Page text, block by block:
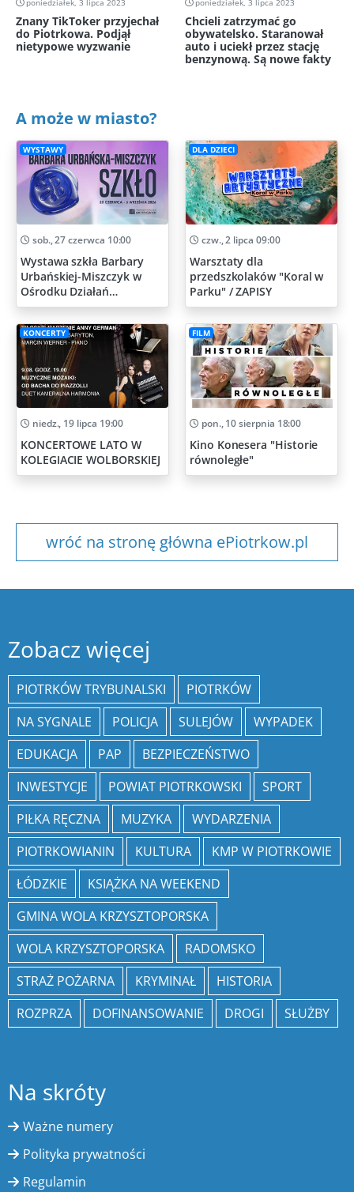
poniedziałek, 3 lipca 2023
Znany TikToker przyjechał
do Piotrkowa. Podjął
nietypowe wyzwanie
poniedziałek, 3 lipca 2023
Chcieli zatrzymać go
obywatelsko. Staranował
auto i uciekł przez stację
benzynową. Są nowe fakty
A może w miasto?
WYSTAWY
sob., 27 czerwca 10:00
Wystawa szkła Barbary
Urbańskiej-Miszczyk w
Ośrodku Działań
Artystycznych
DLA DZIECI
czw., 2 lipca 09:00
Warsztaty dla
przedszkolaków "Koral w
Parku" / ZAPISY
KONCERTY
niedz., 19 lipca 19:00
KONCERTOWE LATO W
KOLEGIACIE WOLBORSKIEJ
FILM
pon., 10 sierpnia 18:00
Kino Konesera "Historie
równoległe"
wróć na stronę główna ePiotrkow.pl
Zobacz więcej
PIOTRKÓW TRYBUNALSKI
PIOTRKÓW
NA SYGNALE
POLICJA SULEJÓW
WYPADEK
EDUKACJA
PAP
BEZPIECZEŃSTWO
INWESTYCJE
POWIAT PIOTRKOWSKI
SPORT
PIŁKA RĘCZNA
MUZYKA
WYDARZENIA
PIOTRKOWIANIN
KULTURA
KMP W PIOTRKOWIE
ŁÓDZKIE
KSIĄŻKA NA WEEKEND
GMINA WOLA KRZYSZTOPORSKA
WOLA KRZYSZTOPORSKA
RADOMSKO
STRAŻ POŻARNA
KRYMINAŁ
HISTORIA
ROZPRZA
DOFINANSOWANIE DROGI SŁUŻBY
Na skróty
Ważne numery
Polityka prywatności
Regulamin